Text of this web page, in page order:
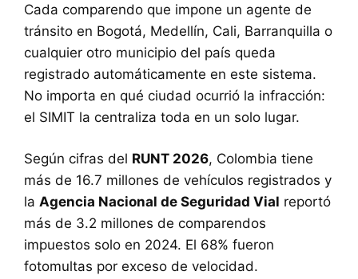
Cada comparendo que impone un agente de
tránsito en Bogotá, Medellín, Cali, Barranquilla o
cualquier otro municipio del país queda
registrado automáticamente en este sistema.
No importa en qué ciudad ocurrió la infracción:
el SIMIT la centraliza toda en un solo lugar.
Según cifras del RUNT 2026, Colombia tiene
más de 16.7 millones de vehículos registrados y
la Agencia Nacional de Seguridad Vial reportó
más de 3.2 millones de comparendos
impuestos solo en 2024. El 68% fueron
fotomultas por exceso de velocidad.